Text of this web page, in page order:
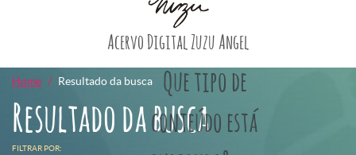
Acervo Digital Zuzu Angel
Que tipo de
conteúdo está
Home Resultado da busca
Resultado da busca
FILTRAR POR: